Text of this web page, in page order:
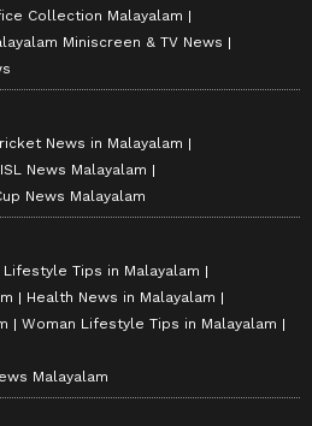
Collection Malayalam
Miniscreen & TV News
News in Malayalam
ISL News Malayalam
News Malayalam
Lifestyle Tips in Malayalam
Health News in Malayalam
Woman Lifestyle Tips in Malayalam
Malayalam